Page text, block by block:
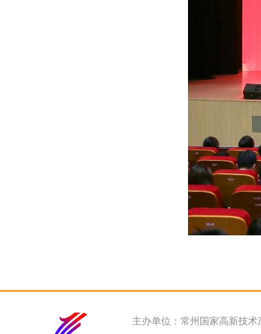
主办单位：常州国家高新技